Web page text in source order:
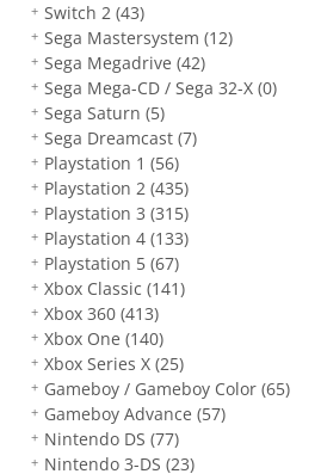
Switch 2(43)
Sega Mastersystem(12)
Sega Megadrive(42)
Sega Mega-CD / Sega 32-X(0)
Sega Saturn(5)
Sega Dreamcast(7)
Playstation 1(56)
Playstation 2(435)
Playstation 3(315)
Playstation 4(133)
Playstation 5(67)
Xbox Classic(141)
Xbox 360(413)
Xbox One(140)
Xbox Series X(25)
Gameboy / Gameboy Color(65)
Gameboy Advance(57)
Nintendo DS(77)
Nintendo 3-DS(23)